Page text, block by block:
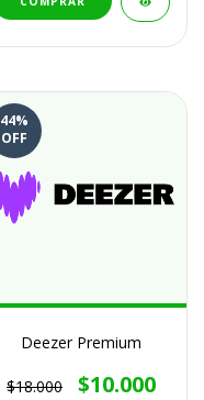
44%
OFF
Deezer Premium
$18.000 $10.000